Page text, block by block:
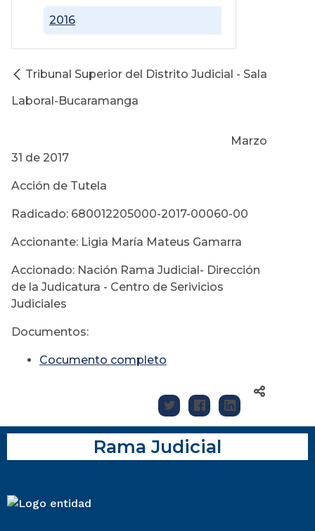
2016
Tribunal Superior del Distrito Judicial - Sala
Laboral-Bucaramanga
Marzo
31 de 2017
Acción de Tutela
Radicado: 680012205000-2017-00060-00
Accionante: Ligia María Mateus Gamarra
Accionado: Nación Rama Judicial- Dirección
de la Judicatura - Centro de Serivicios
Judiciales
Documentos:
Cocumento completo
Rama Judicial